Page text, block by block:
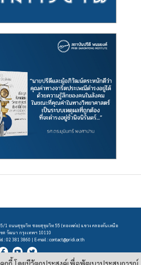
1 ถนนสุขุมวิท ซอยสุขุมวิท 55 (ทองหล่อ) แขวง คลองตันเหนือ
ขต วัฒนา กรุงเทพฯ 10110
: 02 381 3860 | E-mail :contact@pridi.or.th